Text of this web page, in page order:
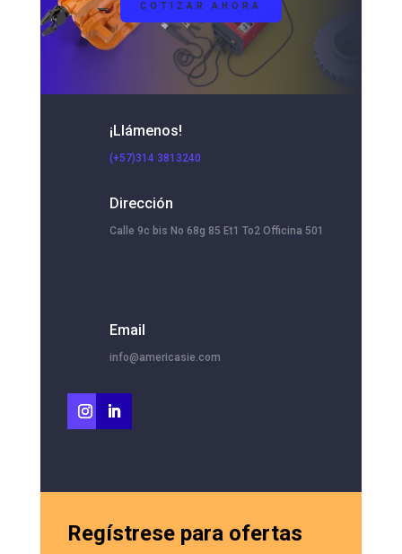
COTIZAR AHORA
¡Llámenos!
(+57)314 3813240
Dirección
Calle 9c bis No 68g 85 Et1 To2 Officina 501
Email
info@americasie.com
Regístrese para ofertas